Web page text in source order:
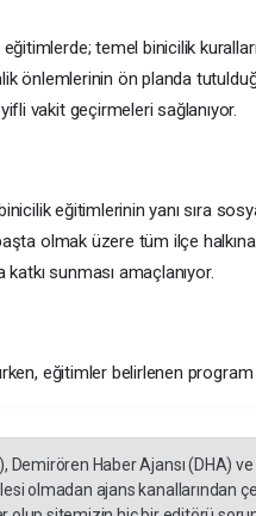
temel binicilik
önlemlerinin ön planda
vakit geçirmeleri sağlanıyor.
eğitimlerinin yanı sıra
olmak üzere tüm ilçe halkına
sunması amaçlanıyor.
eğitimler belirlenen
Demirören Haber Ajansı (DHA)
olmadan ajans kanallarından